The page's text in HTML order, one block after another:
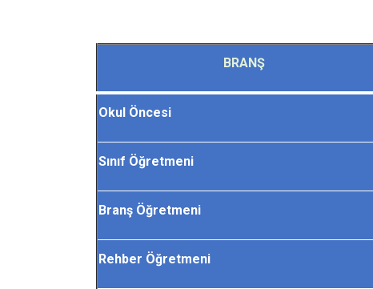
BRANŞ
Okul Öncesi
Sınıf Öğretmeni
Branş Öğretmeni
Rehber Öğretmeni